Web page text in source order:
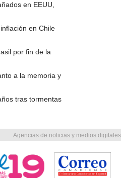
en EEUU,
en Chile
por fin de la
a la memoria y
tras tormentas
Agencias de noticias y medios digitales